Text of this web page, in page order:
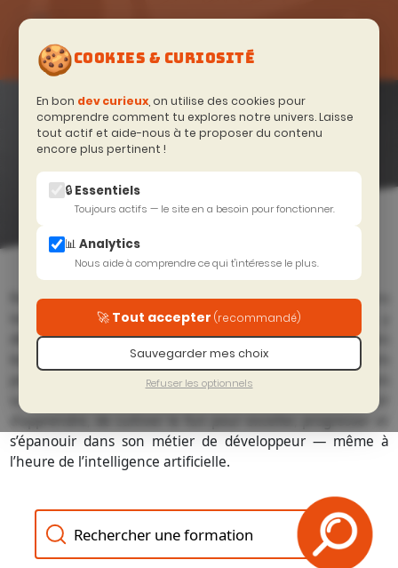
🍪COOKIES & CURIOSITÉ
En bon dev curieux, on utilise des cookies pour
comprendre comment tu explores notre univers. Laisse
tout actif et aide-nous à te proposer du contenu
encore plus pertinent !
🔒 Essentiels
Toujours actifs — le site en a besoin pour fonctionner.
📊 Analytics
Nous aide à comprendre ce qui t'intéresse le plus.
🚀 Tout accepter (recommandé)
Sauvegarder mes choix
Refuser les optionnels
NOS
EXCELLENCE
TECHNIQUE
DÉVELOPPEURS
Accueil > Excellence Technique
Restez à la pointe de la technologie avec nos formations
techniques dédiées aux développeurs exigeants. Vous y
découvrirez les dernières versions des frameworks, les
bonnes pratiques actuelles et les outils professionnels
pour un code moderne, propre et maintenable. Mais
surtout, nous croyons que l’essentiel est d’éveiller le plaisir
s’épanouir dans son métier de développeur — même à
l’heure de l’intelligence artificielle.
Recherche des formations